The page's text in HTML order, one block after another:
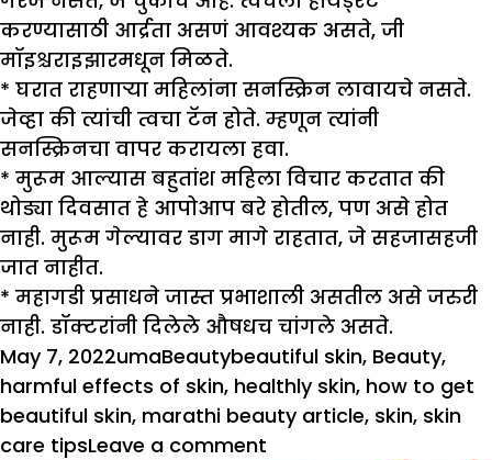
करण्यासाठी आर्द्रता असणं आवश्यक असते, जी
मॉइश्चराइझारमधून मिळते.
* घरात राहणाऱ्या महिलांना सनस्क्रिन लावायचे नसते.
जेव्हा की त्यांची त्वचा टॅन होते. म्हणून त्यांनी
सनस्क्रिनचा वापर करायला हवा.
* मुरूम आल्यास बहुतांश महिला विचार करतात की
थोड्या दिवसात हे आपोआप बरे होतील, पण असे होत
नाही. मुरूम गेल्यावर डाग मागे राहतात, जे सहजासहजी
जात नाहीत.
* महागडी प्रसाधने जास्त प्रभाशाली असतील असे जरुरी
नाही. डॉक्टरांनी दिलेले औषधच चांगले असते.
Posted
on
May 7, 2022Author
umaCategories
BeautyTags
beautiful skin, Beauty,
harmful effects of skin, healthly skin, how to get
beautiful skin, marathi beauty article, skin, skin
care tipsLeave a comment